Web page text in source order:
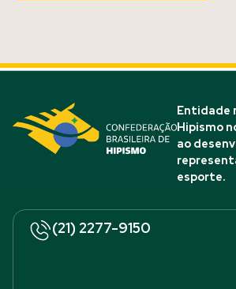
Entidade
Hipismo
ao
esporte.
(21) 2277-9150